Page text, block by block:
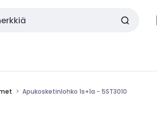
Apukosketinlohko 1s+1a - 5ST3010